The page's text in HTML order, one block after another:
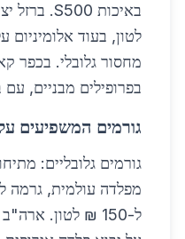
מחסור גלובלי. בכפר
בפרופילים מבניים, עם
גורמים המשפיעים
מפלדה עולמית, גרמה